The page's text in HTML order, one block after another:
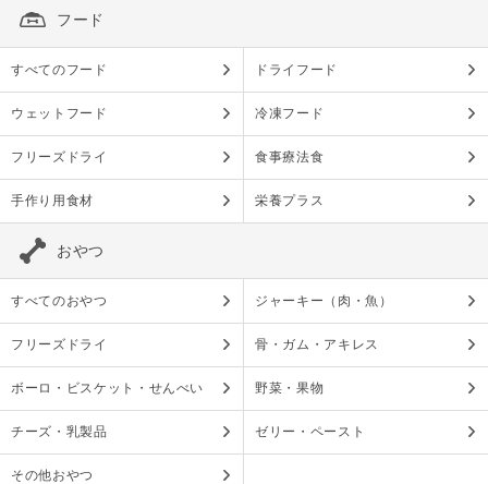
フード
すべてのフード ドライフード
ウェットフード 冷凍フード
フリーズドライ 食事療法食
手作り用食材 栄養プラス
おやつ
すべてのおやつ ジャーキー（肉・魚）
フリーズドライ 骨・ガム・アキレス
ボーロ・ビスケット・せんべい 野菜・果物
チーズ・乳製品 ゼリー・ペースト
その他おやつ